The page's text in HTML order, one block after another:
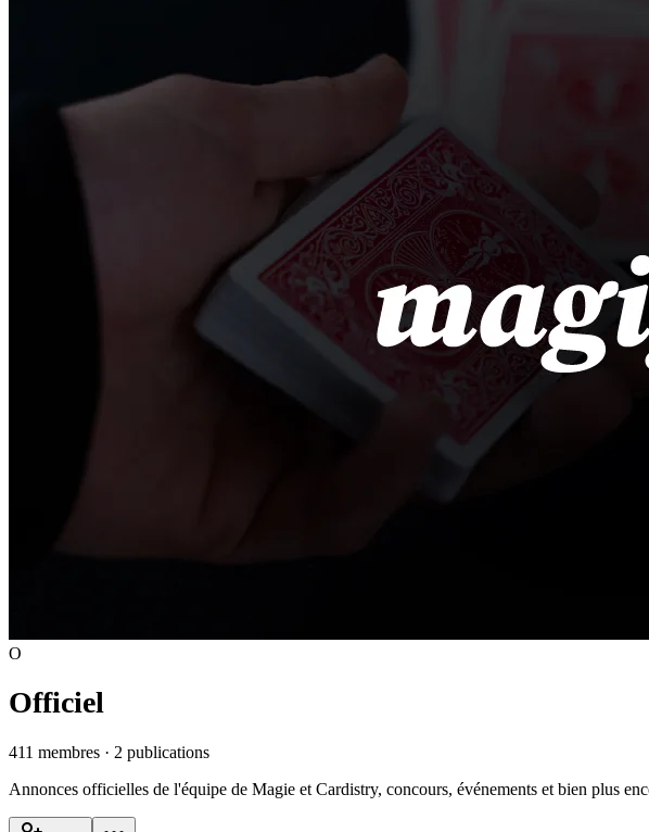
O
Officiel
411 membres · 2 publications
Annonces officielles de l'équipe de Magie et Cardistry, concours, événements et bien plus